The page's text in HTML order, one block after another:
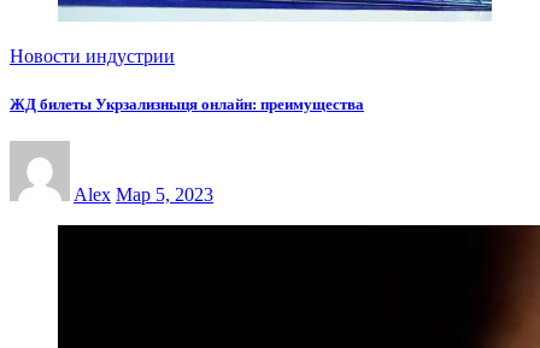
Новости индустрии
ЖД билеты Укрзализныця онлайн: преимущества
Alex Мар 5, 2023